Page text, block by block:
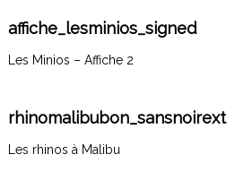
affiche_lesminios_signed
Les Minios – Affiche 2
rhinomalibubon_sansnoirext
Les rhinos à Malibu